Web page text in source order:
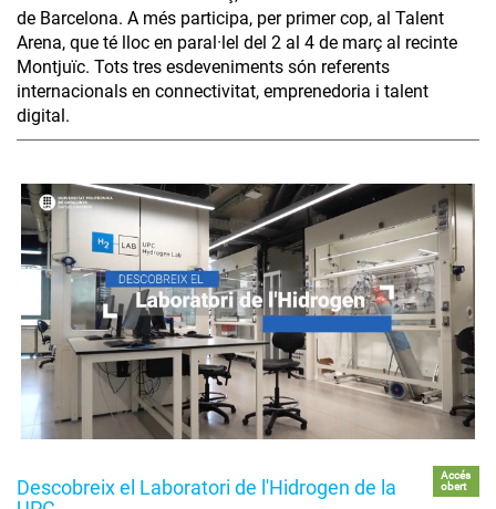
de Barcelona. A més participa, per primer cop, al Talent
Arena, que té lloc en paral·lel del 2 al 4 de març al recinte
Montjuïc. Tots tres esdeveniments són referents
internacionals en connectivitat, emprenedoria i talent
digital.
Descobreix el Laboratori de l'Hidrogen de la
Accés
obert